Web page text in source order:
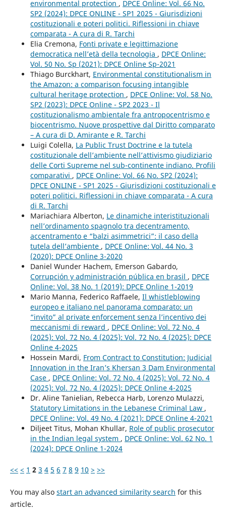
environmental protection , DPCE Online: Vol. 66 No.
SP2 (2024): DPCE ONLINE - SP1 2025 - Giurisdizioni
costituzionali e poteri politici. Riflessioni in chiave
comparata - A cura di R. Tarchi
Elia Cremona, Fonti private e legittimazione
democratica nell’età della tecnologia , DPCE Online:
Vol. 50 No. Sp (2021): DPCE Online Sp-2021
Thiago Burckhart, Environmental constitutionalism in
the Amazon: a comparison focusing intangible
cultural heritage protection , DPCE Online: Vol. 58 No.
SP2 (2023): DPCE Online - SP2 2023 - Il
costituzionalismo ambientale fra antropocentrismo e
biocentrismo. Nuove prospettive dal Diritto comparato
– A cura di D. Amirante e R. Tarchi
Luigi Colella, La Public Trust Doctrine e la tutela
costituzionale dell’ambiente nell’attivismo giudiziario
delle Corti Supreme nel sub-continente indiano. Profili
comparativi , DPCE Online: Vol. 66 No. SP2 (2024):
DPCE ONLINE - SP1 2025 - Giurisdizioni costituzionali e
poteri politici. Riflessioni in chiave comparata - A cura
di R. Tarchi
Mariachiara Alberton, Le dinamiche interistituzionali
nell’ordinamento spagnolo tra decentramento,
accentramento e “balzi asimmetrici”: il caso della
tutela dell’ambiente , DPCE Online: Vol. 44 No. 3
(2020): DPCE Online 3-2020
Daniel Wunder Hachem, Emerson Gabardo,
Corrupción y administración pública en brasil , DPCE
Online: Vol. 38 No. 1 (2019): DPCE Online 1-2019
Mario Manna, Federico Raffaele, Il whistleblowing
europeo e italiano nel panorama comparato: un
“invito” al private enforcement senza l’incentivo dei
meccanismi di reward , DPCE Online: Vol. 72 No. 4
(2025): Vol. 72 No. 4 (2025): Vol. 72 No. 4 (2025): DPCE
Online 4-2025
Hossein Mardi, From Contract to Constitution: Judicial
Innovation in the Iran’s Khersan 3 Dam Environmental
Case , DPCE Online: Vol. 72 No. 4 (2025): Vol. 72 No. 4
(2025): Vol. 72 No. 4 (2025): DPCE Online 4-2025
Dr. Aline Tanielian, Rebecca Harb, Lorenzo Mulazzi,
Statutory Limitations in the Lebanese Criminal Law ,
DPCE Online: Vol. 49 No. 4 (2021): DPCE Online 4-2021
Diljeet Titus, Mohan Khullar, Role of public prosecutor
in the Indian legal system , DPCE Online: Vol. 62 No. 1
(2024): DPCE Online 1-2024
<< < 1 2 3 4 5 6 7 8 9 10 > >>
You may also start an advanced similarity search for this
article.